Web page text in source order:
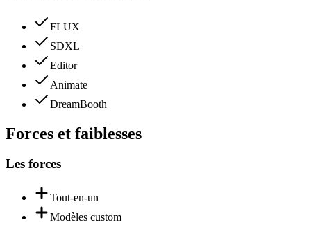
FLUX
SDXL
Editor
Animate
DreamBooth
Forces et faiblesses
Les forces
Tout-en-un
Modèles custom